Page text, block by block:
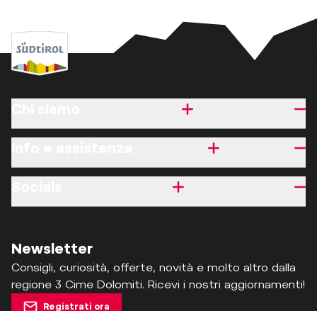
Newsletter
Consigli, curiosità, offerte, novità e molto altro dalla
regione 3 Cime Dolomiti. Ricevi i nostri aggiornamenti!
Registrati ora